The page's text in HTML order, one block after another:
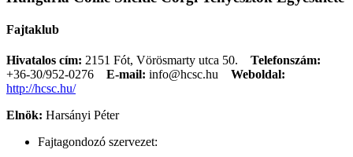
Fajtaklub
Hivatalos cím: 2151 Fót, Vörösmarty utca 50. Telefonszám:
+36-30/952-0276
E-mail: info@hcsc.hu
Weboldal:
http://hcsc.hu/
Elnök: Harsányi Péter
Fajtagondozó szervezet: